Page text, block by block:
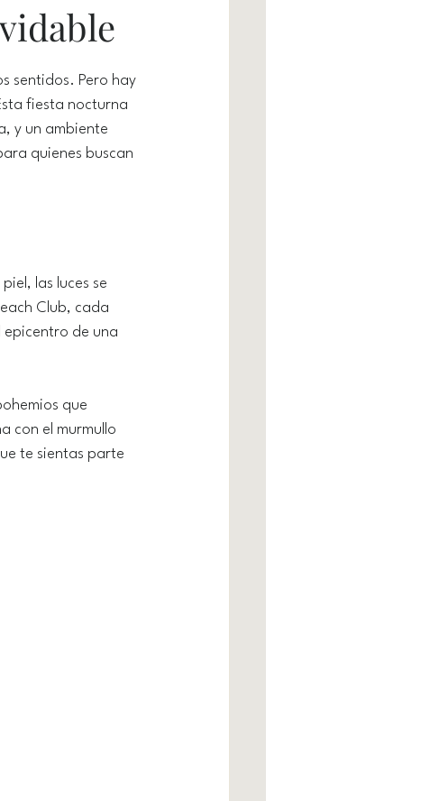
sentidos. Pero hay
fiesta nocturna
y un ambiente
quienes buscan
las luces se
Club, cada
epicentro de una
que
con el murmullo
te sientas parte